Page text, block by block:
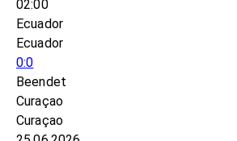
02:00
Ecuador
Ecuador
0:0
Beendet
Curaçao
Curaçao